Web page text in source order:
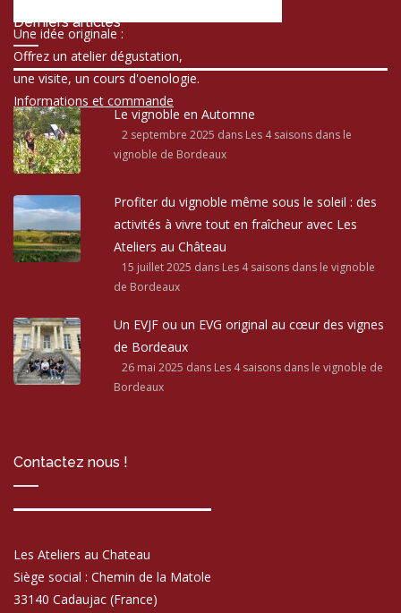
Une idée originale :
Offrez un atelier dégustation,
une visite, un cours d'oenologie.
Informations et commande
Derniers articles
Le vignoble en Automne
2 septembre 2025 dans Les 4 saisons dans le
vignoble de Bordeaux
Profiter du vignoble même sous le soleil : des
activités à vivre tout en fraîcheur avec Les
Ateliers au Château
15 juillet 2025 dans Les 4 saisons dans le vignoble
de Bordeaux
Un EVJF ou un EVG original au cœur des vignes
de Bordeaux
26 mai 2025 dans Les 4 saisons dans le vignoble de
Bordeaux
Contactez nous !
Les Ateliers au Chateau
Siège social : Chemin de la Matole
33140 Cadaujac (France)